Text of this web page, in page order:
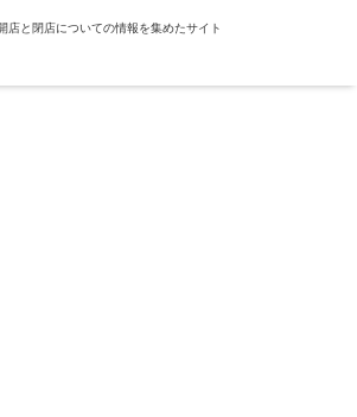
店と閉店についての情報を集めたサイト